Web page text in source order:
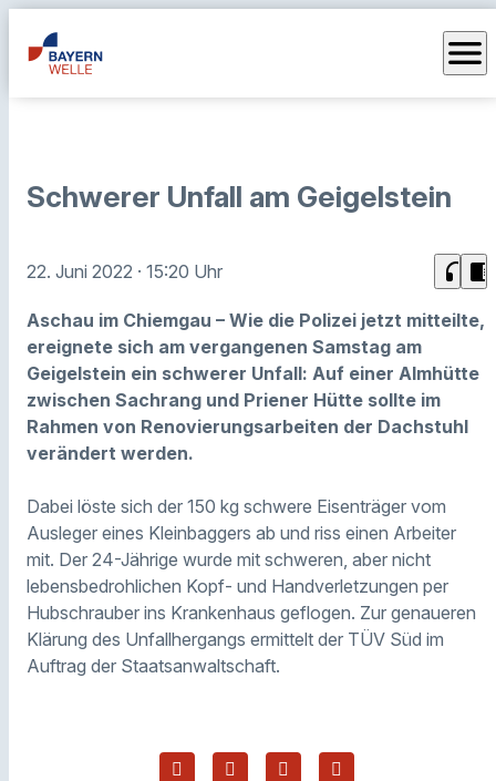
menu
Schwerer Unfall am Geigelstein
22. Juni 2022 · 15:20 Uhr headphones chrome_reader_mode
Aschau im Chiemgau – Wie die Polizei jetzt mitteilte,
ereignete sich am vergangenen Samstag am
Geigelstein ein schwerer Unfall: Auf einer Almhütte
zwischen Sachrang und Priener Hütte sollte im
Rahmen von Renovierungsarbeiten der Dachstuhl
verändert werden.
Dabei löste sich der 150 kg schwere Eisenträger vom
Ausleger eines Kleinbaggers ab und riss einen Arbeiter
mit. Der 24-Jährige wurde mit schweren, aber nicht
lebensbedrohlichen Kopf- und Handverletzungen per
Hubschrauber ins Krankenhaus geflogen. Zur genaueren
Klärung des Unfallhergangs ermittelt der TÜV Süd im
Auftrag der Staatsanwaltschaft.